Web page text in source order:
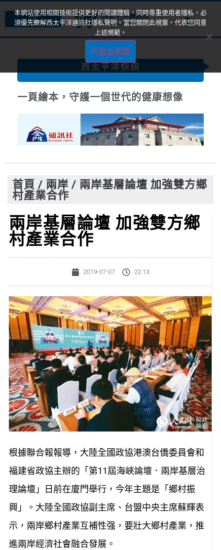
西太平洋快訊
一頁繪本，守護一個世代的健康想像
首頁 / 兩岸 / 兩岸基層論壇 加強雙方鄉
村產業合作
兩岸基層論壇 加強雙方鄉
村產業合作
2019-07-07 22:13
根據聯合報報導，大陸全國政協港澳台僑委員會和
福建省政協主辦的「第11屆海峽論壇．兩岸基層治
理論壇」日前在廈門舉行，今年主題是「鄉村振
興」。大陸全國政協副主席、台盟中央主席蘇輝表
示，兩岸鄉村產業互補性强，要壯大鄉村產業，推
進兩岸經濟社會融合發展。
本網站使用相關技術提供更好的閱讀體驗，同時尊重使用者隱私，必
須優先瞭解西太平洋通訊社隱私聲明。當您關閉此視窗，代表您同意
上述規範。
同意並關閉